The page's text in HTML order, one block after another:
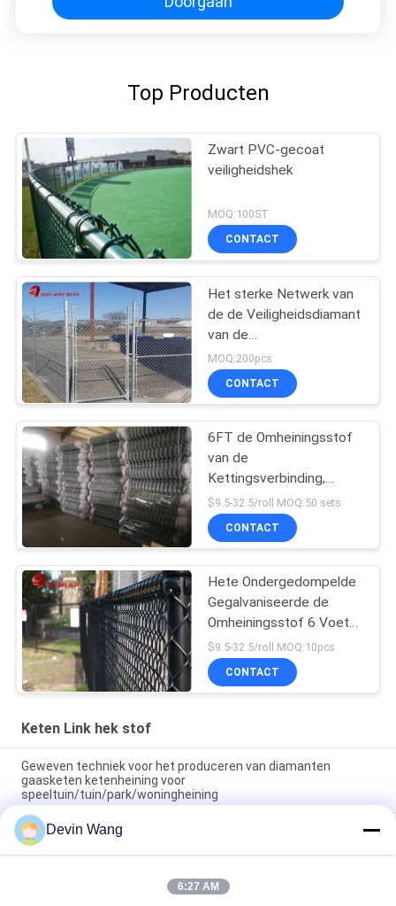
Top Producten
Zwart PVC-gecoat
veiligheidshek
MOQ:100ST
CONTACT
Het sterke Netwerk van
de de Veiligheidsdiamant
van de
Kettingsverbinding
MOQ:200pcs
CONTACT
6FT de Omheiningsstof
van de
Kettingsverbinding,
Diamantnetwerk die de
Lage Draad van het
Koolstofijzer schermen
$9.5-32.5/roll MOQ:50 sets
CONTACT
Hete Ondergedompelde
Gegalvaniseerde de
Omheiningsstof 6 Voet
Groene Kleur 9 van de
Kettingsverbinding Maat
$9.5-32.5/roll MOQ:10pcs
CONTACT
Keten Link hek stof
Geweven techniek voor het produceren van diamanten
gaasketen ketenheining voor
speeltuin/tuin/park/woningheining
Gegalvaniseerde diamanten gaas hek rollen Tennisbaan
hekwerk
Aangepaste duurzame groothandel poeder gespoten PVC
gecoate ketting link hek Cycloon gaas hekwerk voor
Devin Wang
6:27 AM